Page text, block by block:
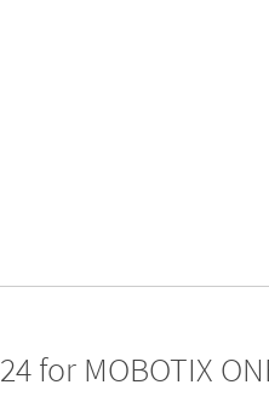
for MOBOTIX